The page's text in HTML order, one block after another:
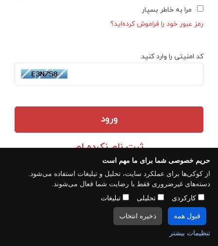
حریم خصوصی شما برای ما مهم است
از کوکی‌ها برای عملکرد سایت، تحلیل و تبلیغات استفاده می‌شود.
دسته‌های غیرضروری فقط با رضایت شما فعال می‌شوند.
کارکردی
تحلیلی تبلیغات
قبول همه ذخیره انتخاب
تنظیمات بیشتر
مرا به خاطر بسپار
رمز عبور خود را فراموش کرده‌اید؟
کد امنیتی را وارد کنید.
ورود
ثبت نام نکرده ام